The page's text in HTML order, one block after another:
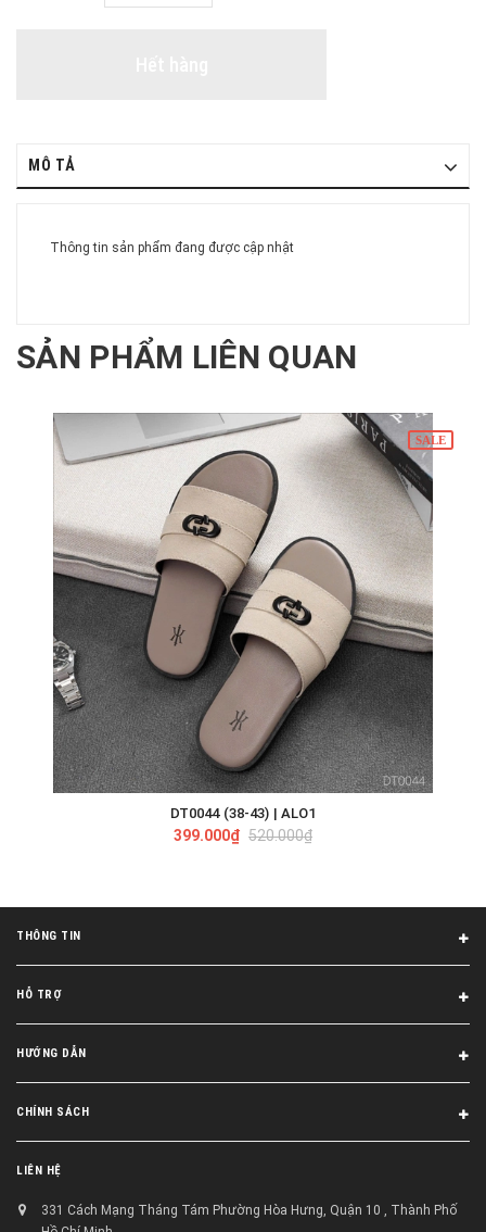
MÔ TẢ
Thông tin sản phẩm đang được cập nhật
SẢN PHẨM LIÊN QUAN
SALE
DT0044 (38-43) | ALO1
399.000₫ 520.000₫
THÔNG TIN
HỖ TRỢ
HƯỚNG DẪN
CHÍNH SÁCH
LIÊN HỆ
331 Cách Mạng Tháng Tám Phường Hòa Hưng, Quận 10 , Thành Phố